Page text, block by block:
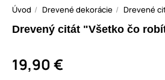
Úvod Drevené dekorácie Drevené
Drevený citát "Všetko čo
19,90 €